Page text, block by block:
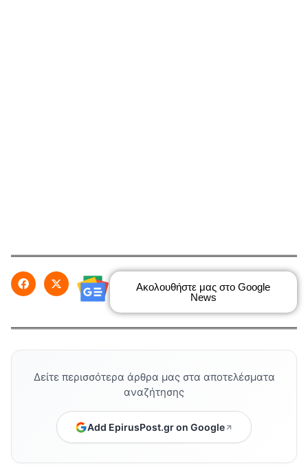
Ακολουθήστε μας στο Google
News
Δείτε περισσότερα άρθρα μας στα αποτελέσματα
αναζήτησης
Add EpirusPost.gr on Google